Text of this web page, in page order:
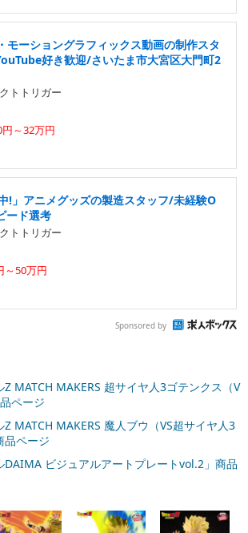
モーショングラフィックス動画の制作スタ
好き歓迎/さいたま市大宮区大門町2
トトリガー
～32万円
!」アニメグッズの製造スタッフ/未経験O
ード選考
トトリガー
～50万円
Sponsored by
Z MATCH MAKERS 超サイヤ人3ゴテンクス（V
ページ
Z MATCH MAKERS 魔人ブウ（VS超サイヤ人3
品ページ
DAIMA ビジュアルアートプレートvol.2」商品